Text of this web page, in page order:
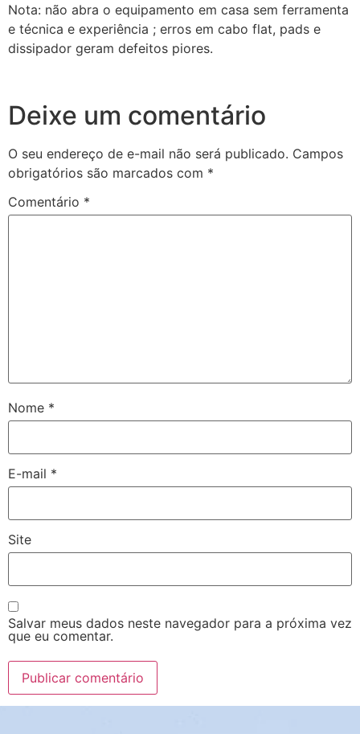
Nota: não abra o equipamento em casa sem ferramenta
e técnica e experiência ; erros em cabo flat, pads e
dissipador geram defeitos piores.
Deixe um comentário
O seu endereço de e-mail não será publicado. Campos
obrigatórios são marcados com *
Comentário *
Nome *
E-mail *
Site
Salvar meus dados neste navegador para a próxima vez
que eu comentar.